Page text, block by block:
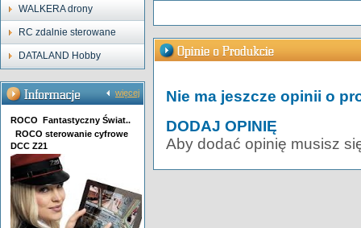
WALKERA drony
RC zdalnie sterowane
DATALAND Hobby
więcej
ROCO Fantastyczny Świat..
ROCO sterowanie cyfrowe
DCC Z21
Nie ma jeszcze opinii o
DODAJ OPINIĘ
Aby dodać opinię musisz